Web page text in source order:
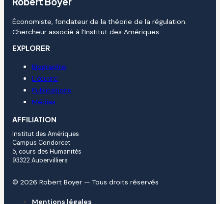
Économiste, fondateur de la théorie de la régulation.
Chercheur associé à l’Institut des Amériques.
EXPLORER
Biographie
L’œuvre
Publications
Médias
AFFILIATION
Institut des Amériques
Campus Condorcet
5, cours des Humanités
93322 Aubervilliers
© 2026 Robert Boyer — Tous droits réservés
Mentions légales